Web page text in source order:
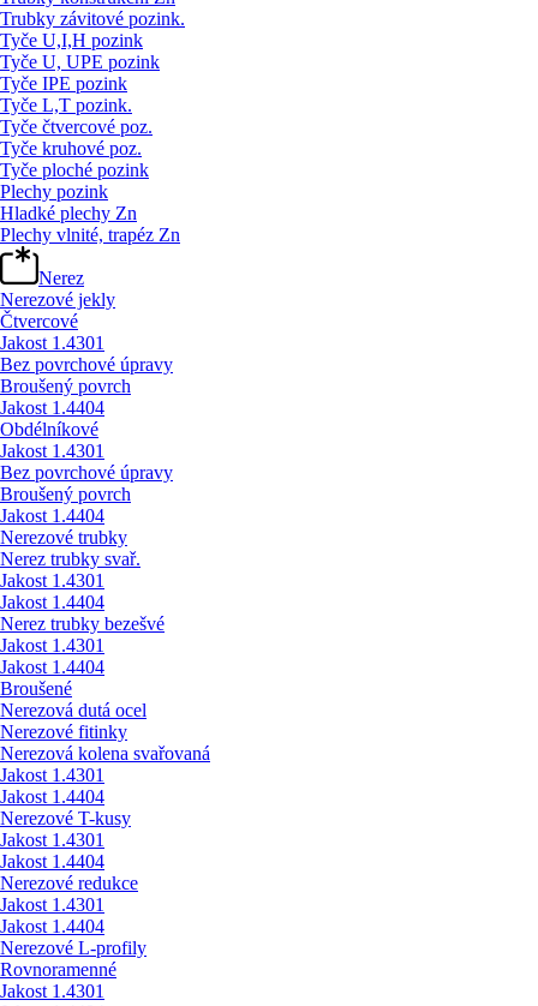
Trubky závitové pozink.
Tyče U,I,H pozink
Tyče U, UPE pozink
Tyče IPE pozink
Tyče L,T pozink.
Tyče čtvercové poz.
Tyče kruhové poz.
Tyče ploché pozink
Plechy pozink
Hladké plechy Zn
Plechy vlnité, trapéz Zn
Nerez
Nerezové jekly
Čtvercové
Jakost 1.4301
Bez povrchové úpravy
Broušený povrch
Jakost 1.4404
Obdélníkové
Jakost 1.4301
Bez povrchové úpravy
Broušený povrch
Jakost 1.4404
Nerezové trubky
Nerez trubky svař.
Jakost 1.4301
Jakost 1.4404
Nerez trubky bezešvé
Jakost 1.4301
Jakost 1.4404
Broušené
Nerezová dutá ocel
Nerezové fitinky
Nerezová kolena svařovaná
Jakost 1.4301
Jakost 1.4404
Nerezové T-kusy
Jakost 1.4301
Jakost 1.4404
Nerezové redukce
Jakost 1.4301
Jakost 1.4404
Nerezové L-profily
Rovnoramenné
Jakost 1.4301